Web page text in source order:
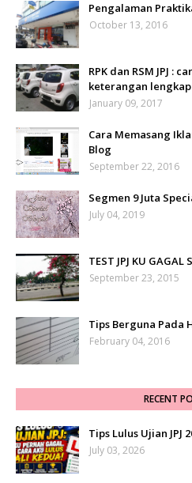
Pengalaman
October 13, 2016
RPK dan RSM JPJ :
keterangan lengkap
January 09, 2017
Cara Memasang
Blog
September 22, 2016
Segmen 9 Juta
July 04, 2019
TEST JPJ KU GAGAL
September 23, 2015
Tips Berguna Pada
February 04, 2016
RECENT
Tips Lulus Ujian JPJ
July 03, 2026